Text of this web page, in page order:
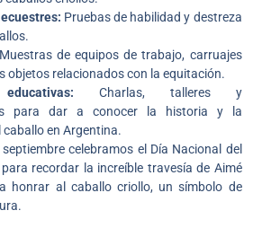
Pruebas de habilidad y destreza
Muestras de equipos de trabajo, carruajes
objetos relacionados con la equitación.
Charlas, talleres y
para dar a conocer la historia y la
en Argentina.
celebramos el Día Nacional del
recordar la increíble travesía de Aimé
honrar al caballo criollo, un símbolo de